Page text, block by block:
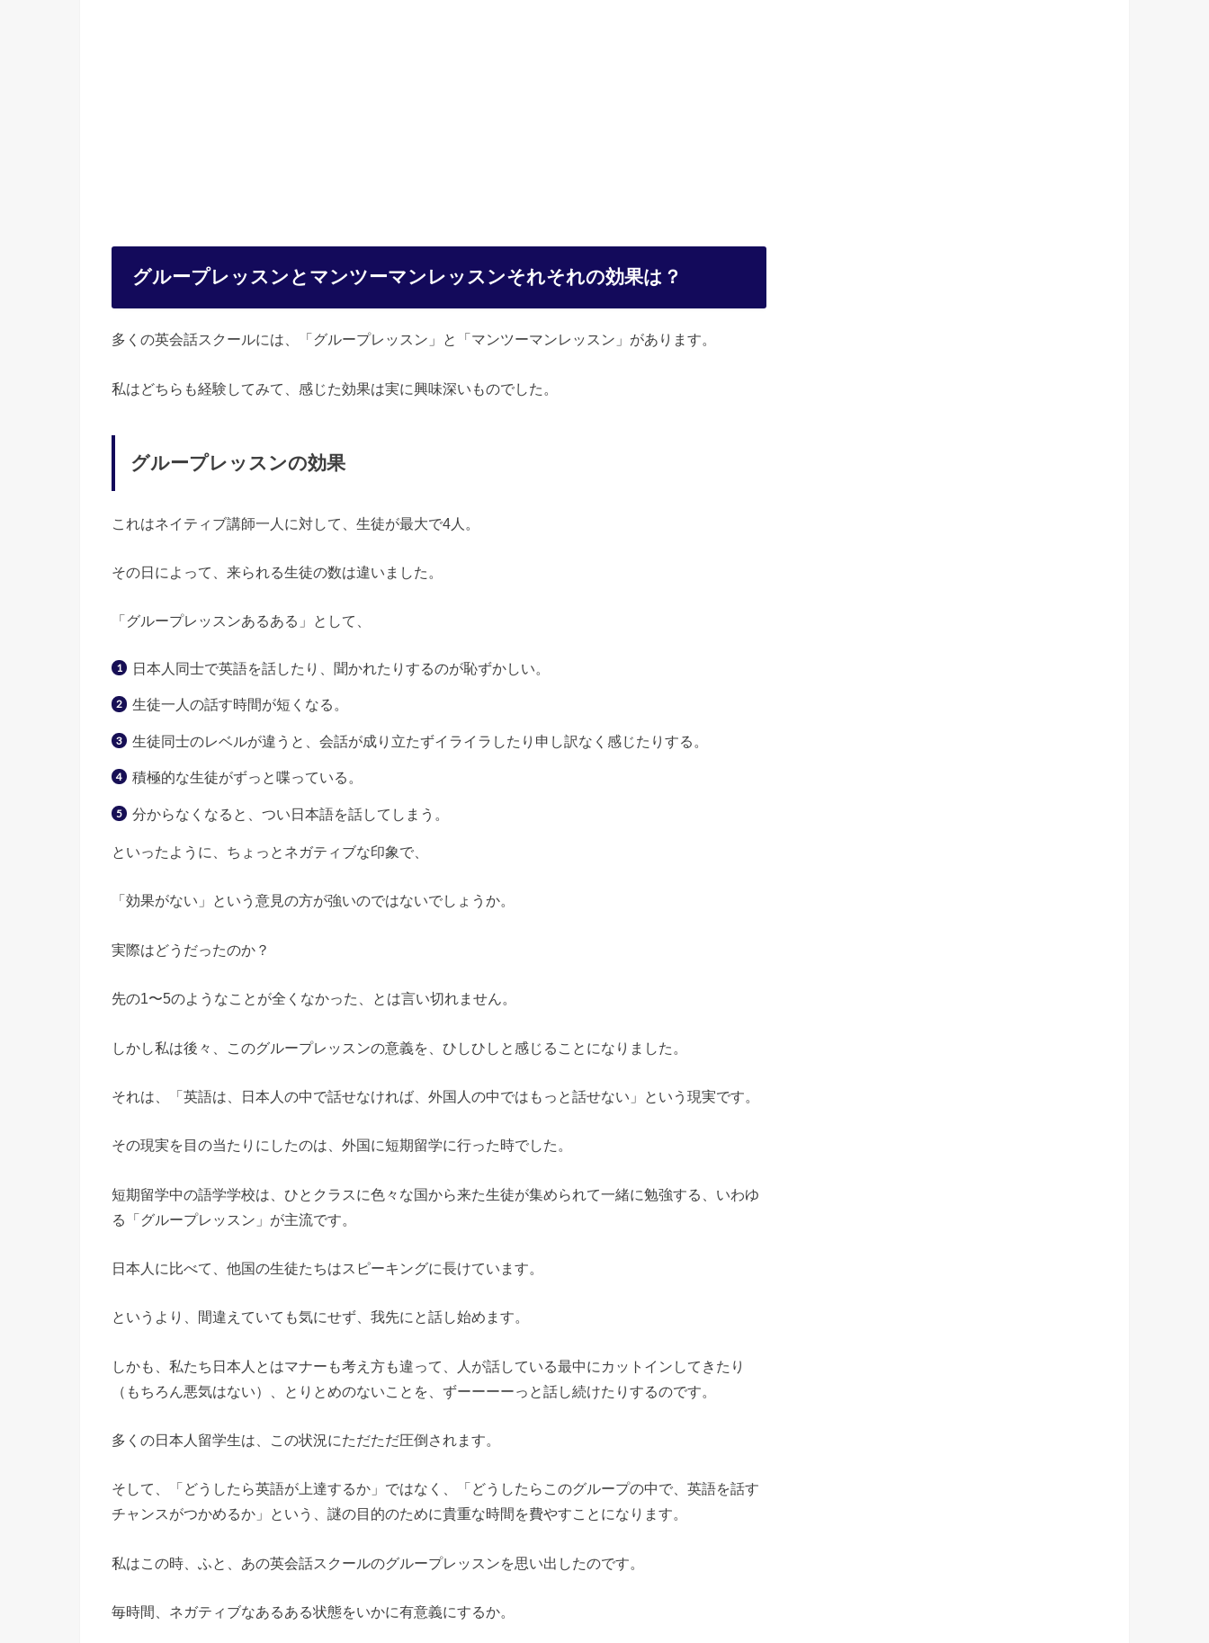
グループレッスンとマンツーマンレッスンそれそれの効果は？
多くの英会話スクールには、「グループレッスン」と「マンツーマンレッスン」があります。
私はどちらも経験してみて、感じた効果は実に興味深いものでした。
グループレッスンの効果
これはネイティブ講師一人に対して、生徒が最大で4人。
その日によって、来られる生徒の数は違いました。
「グループレッスンあるある」として、
日本人同士で英語を話したり、聞かれたりするのが恥ずかしい。
生徒一人の話す時間が短くなる。
生徒同士のレベルが違うと、会話が成り立たずイライラしたり申し訳なく感じたりする。
積極的な生徒がずっと喋っている。
分からなくなると、つい日本語を話してしまう。
といったように、ちょっとネガティブな印象で、
「効果がない」という意見の方が強いのではないでしょうか。
実際はどうだったのか？
先の1〜5のようなことが全くなかった、とは言い切れません。
しかし私は後々、このグループレッスンの意義を、ひしひしと感じることになりました。
それは、「英語は、日本人の中で話せなければ、外国人の中ではもっと話せない」という現実です。
その現実を目の当たりにしたのは、外国に短期留学に行った時でした。
短期留学中の語学学校は、ひとクラスに色々な国から来た生徒が集められて一緒に勉強する、いわゆ
る「グループレッスン」が主流です。
日本人に比べて、他国の生徒たちはスピーキングに長けています。
というより、間違えていても気にせず、我先にと話し始めます。
しかも、私たち日本人とはマナーも考え方も違って、人が話している最中にカットインしてきたり
（もちろん悪気はない）、とりとめのないことを、ずーーーーっと話し続けたりするのです。
多くの日本人留学生は、この状況にただただ圧倒されます。
そして、「どうしたら英語が上達するか」ではなく、「どうしたらこのグループの中で、英語を話す
チャンスがつかめるか」という、謎の目的のために貴重な時間を費やすことになります。
私はこの時、ふと、あの英会話スクールのグループレッスンを思い出したのです。
毎時間、ネガティブなあるある状態をいかに有意義にするか。